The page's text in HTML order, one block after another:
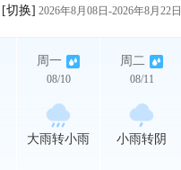
[切换] 2026年8月08日-2026年8月22日
周一
08/10
大雨转小雨
周二
08/11
小雨转阴